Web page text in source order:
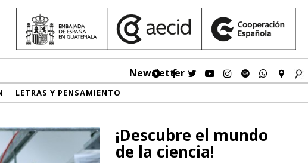
Newsletter
LETRAS Y PENSAMIENTO
¡Descubre el mundo
de la ciencia!